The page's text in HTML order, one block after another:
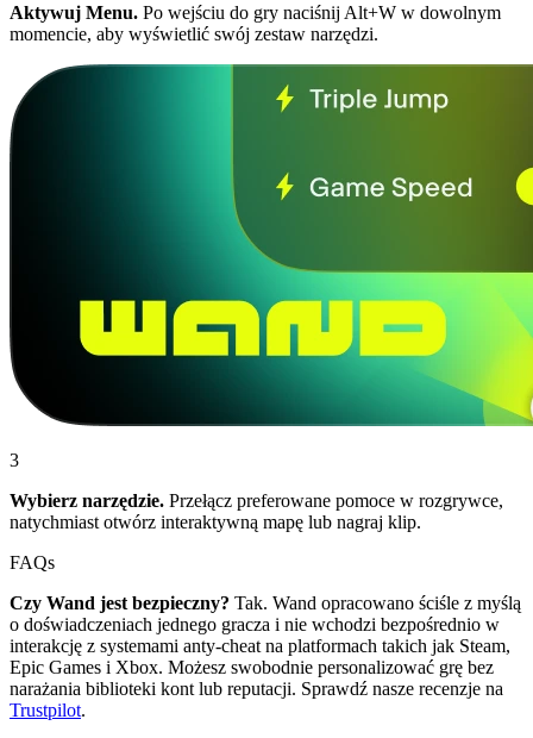
Aktywuj Menu. Po wejściu do gry naciśnij Alt+W w dowolnym
momencie, aby wyświetlić swój zestaw narzędzi.
3
Wybierz narzędzie. Przełącz preferowane pomoce w rozgrywce,
natychmiast otwórz interaktywną mapę lub nagraj klip.
FAQs
Czy Wand jest bezpieczny? Tak. Wand opracowano ściśle z myślą
o doświadczeniach jednego gracza i nie wchodzi bezpośrednio w
interakcję z systemami anty-cheat na platformach takich jak Steam,
Epic Games i Xbox. Możesz swobodnie personalizować grę bez
narażania biblioteki kont lub reputacji. Sprawdź nasze recenzje na
Trustpilot.